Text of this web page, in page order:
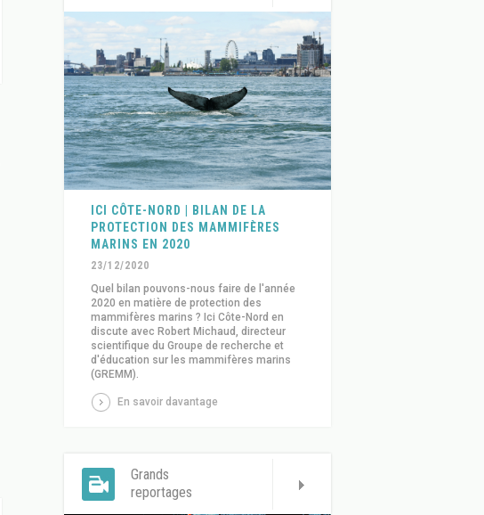
ICI CÔTE-NORD | BILAN DE LA
PROTECTION DES MAMMIFÈRES
MARINS EN 2020
23/12/2020
Quel bilan pouvons-nous faire de l'année
2020 en matière de protection des
mammifères marins ? Ici Côte-Nord en
discute avec Robert Michaud, directeur
scientifique du Groupe de recherche et
d'éducation sur les mammifères marins
(GREMM).
En savoir davantage
Grands
reportages